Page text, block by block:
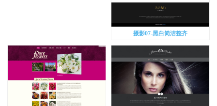
摄影07-黑白简洁整齐